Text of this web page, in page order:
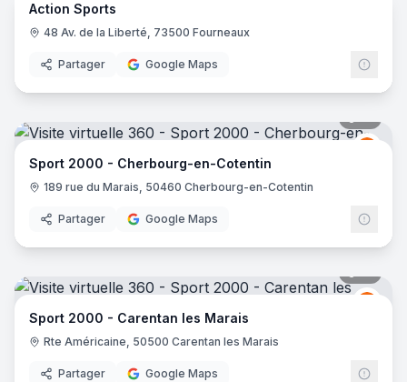
Action Sports
48 Av. de la Liberté, 73500 Fourneaux
Partager Google Maps
Sport 2000 - Cherbourg-en-Cotentin
189 rue du Marais, 50460 Cherbourg-en-Cotentin
Partager Google Maps
Sport 2000 - Carentan les Marais
Rte Américaine, 50500 Carentan les Marais
Partager Google Maps